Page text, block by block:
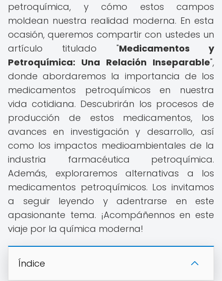
petroquímica, y cómo estos campos
moldean nuestra realidad moderna. En esta
ocasión, queremos compartir con ustedes un
artículo titulado "Medicamentos y
Petroquímica: Una Relación Inseparable",
donde abordaremos la importancia de los
medicamentos petroquímicos en nuestra
vida cotidiana. Descubrirán los procesos de
producción de estos medicamentos, los
avances en investigación y desarrollo, así
como los impactos medioambientales de la
industria farmacéutica petroquímica.
Además, exploraremos alternativas a los
medicamentos petroquímicos. Los invitamos
a seguir leyendo y adentrarse en este
apasionante tema. ¡Acompáñennos en este
viaje por la química moderna!
Índice